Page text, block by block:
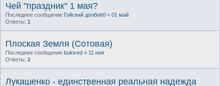
Чей "праздник" 1 мая?
Последнее сообщение Гойский долбоёб « 01 май
Ответы: 1
Плоская Земля (Сотовая)
Последнее сообщение bukived « 11 ноя
Ответы: 2
Лукашенко - единственная реальная надежда